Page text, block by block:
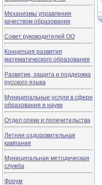
Механизмы управления
качеством образования
Совет руководителей ОО
Концепция развития
математического образования
Развитие, защита и поддержка
русского языка
Муниципальные услуги в сфере
образования и науки
Отдел опеки и попечительства
Летняя оздоровительная
кампания
Муниципальная методическая
служба
Форум